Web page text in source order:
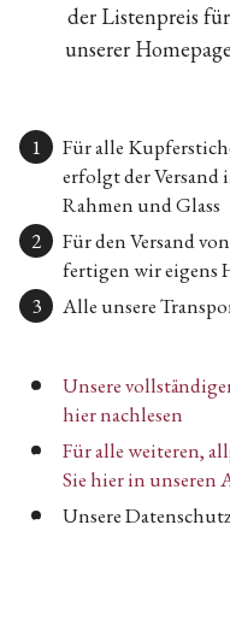
der Listenpreis
unserer
Für alle
erfolgt der
Rahmen und Glass
Für den Versand
fertigen wir eigens
Alle unsere
Unsere
hier nachlesen
Für alle weiteren,
Sie hier in unseren
Unsere